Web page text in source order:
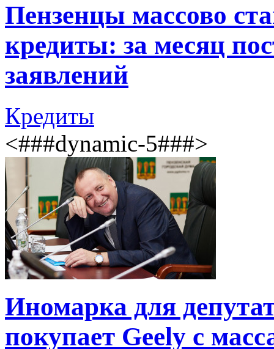
Пензенцы массово
кредиты: за месяц
заявлений
Кредиты
<###dynamic-5###>
Иномарка для
покупает Geely с